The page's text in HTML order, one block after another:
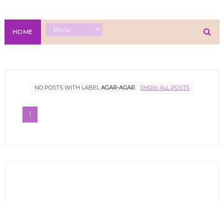
HOME
NO POSTS WITH LABELAGAR-AGAR. SHOW ALL POSTS
1